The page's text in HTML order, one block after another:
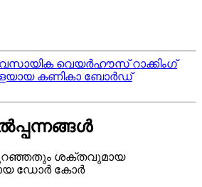
വെയർഹൗസ് റാക്കിംഗ്
കണികാ ബോർഡ്